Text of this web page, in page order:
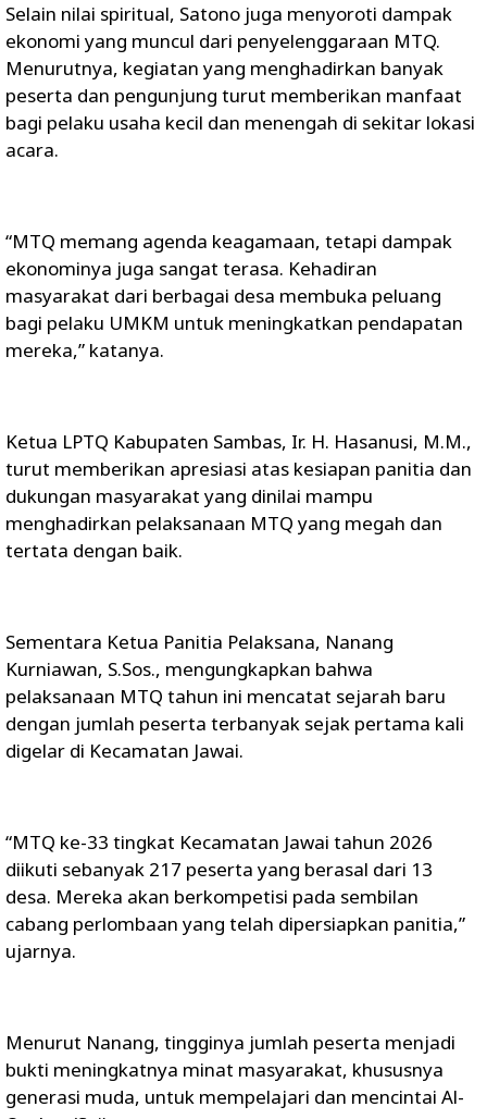
Selain nilai spiritual, Satono juga menyoroti dampak
ekonomi yang muncul dari penyelenggaraan MTQ.
Menurutnya, kegiatan yang menghadirkan banyak
peserta dan pengunjung turut memberikan manfaat
bagi pelaku usaha kecil dan menengah di sekitar lokasi
acara.
“MTQ memang agenda keagamaan, tetapi dampak
ekonominya juga sangat terasa. Kehadiran
masyarakat dari berbagai desa membuka peluang
bagi pelaku UMKM untuk meningkatkan pendapatan
mereka,” katanya.
Ketua LPTQ Kabupaten Sambas, Ir. H. Hasanusi, M.M.,
turut memberikan apresiasi atas kesiapan panitia dan
dukungan masyarakat yang dinilai mampu
menghadirkan pelaksanaan MTQ yang megah dan
tertata dengan baik.
Sementara Ketua Panitia Pelaksana, Nanang
Kurniawan, S.Sos., mengungkapkan bahwa
pelaksanaan MTQ tahun ini mencatat sejarah baru
dengan jumlah peserta terbanyak sejak pertama kali
digelar di Kecamatan Jawai.
“MTQ ke-33 tingkat Kecamatan Jawai tahun 2026
diikuti sebanyak 217 peserta yang berasal dari 13
desa. Mereka akan berkompetisi pada sembilan
cabang perlombaan yang telah dipersiapkan panitia,”
ujarnya.
Menurut Nanang, tingginya jumlah peserta menjadi
bukti meningkatnya minat masyarakat, khususnya
generasi muda, untuk mempelajari dan mencintai Al-